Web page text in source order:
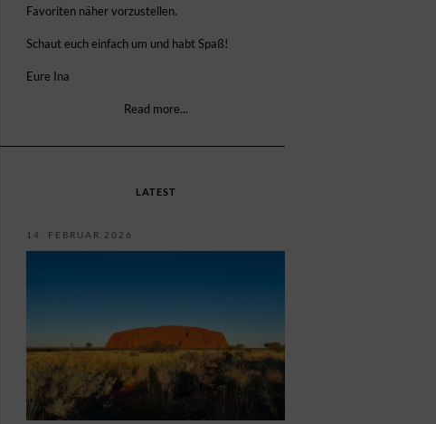
Favoriten näher vorzustellen.
Schaut euch einfach um und habt Spaß!
Eure Ina
Read more...
LATEST
14. FEBRUAR 2026